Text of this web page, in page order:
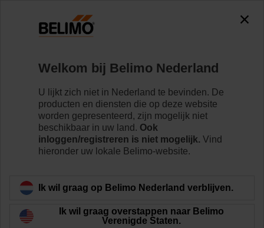
Hoge
nauwkeurigheid en
stabiliteit op lange
Welkom bij Belimo Nederland
U lijkt zich niet in Nederland te bevinden. De
producten en diensten die op deze website
worden gepresenteerd, zijn mogelijk niet
beschikbaar in uw land. Ook
inloggen/registreren is niet mogelijk. Vind
hieronder uw lokale Belimo-website.
Ik wil graag op Belimo Nederland verblijven.
Ik wil graag overstappen naar Belimo
Verenigde Staten.